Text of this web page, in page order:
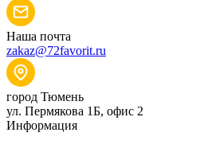
Наша почта
zakaz@72favorit.ru
город Тюмень
ул. Пермякова 1Б, офис 2
Информация